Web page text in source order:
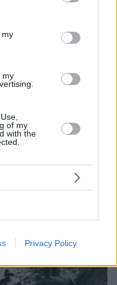
its third-party tags to
in below Google
my
my
of my
with the
Privacy Policy
50ής επετείου από
έρθω ξαφνικά μια